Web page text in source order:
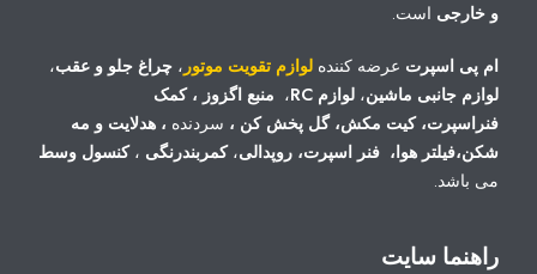
و خارجی است.
ام پی اسپرت عرضه کننده لوازم تقویت موتور ، چراغ جلو و عقب،
لوازم جانبی ماشین، لوازم RC ، منبع اگزوز ،کمک
فنراسپرت،کیت مکش،گل پخش کن ، سردنده ، هدلایت و مه
شکن،فیلتر هوا، فنر اسپرت، روپدالی،کمربندرنگی ،کنسول وسط
می باشد.
راهنما سایت